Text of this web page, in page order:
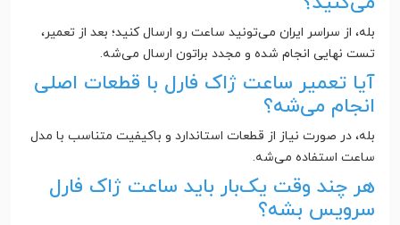
بله، از سراسر ایران می‌تونید ساعت رو ارسال کنید؛ بعد از تعمیر،
تست نهایی انجام شده و مجدد براتون ارسال می‌شه.
آیا تعمیر ساعت ژاک فارل با قطعات اصلی
انجام می‌شه؟
بله، در صورت نیاز از قطعات استاندارد و باکیفیت متناسب با مدل
ساعت استفاده می‌شه.
هر چند وقت یک‌بار باید ساعت ژاک فارل
سرویس بشه؟